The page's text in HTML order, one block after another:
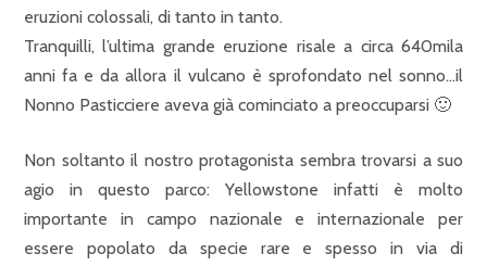
eruzioni colossali, di tanto in tanto.
Tranquilli, l’ultima grande eruzione risale a circa 640mila
anni fa e da allora il vulcano è sprofondato nel sonno…il
Nonno Pasticciere aveva già cominciato a preoccuparsi 🙂
Non soltanto il nostro protagonista sembra trovarsi a suo
agio in questo parco: Yellowstone infatti è molto
importante in campo nazionale e internazionale per
essere popolato da specie rare e spesso in via di